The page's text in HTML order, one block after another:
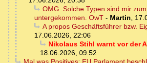
OMG. Solche Typen sind mir
untergekommen. OwT - Martin,
A propos Geschäftsführer bzw.
17.06.2026, 22:06
Nikolaus Stihl warnt vor der
18.06.2026, 09:52